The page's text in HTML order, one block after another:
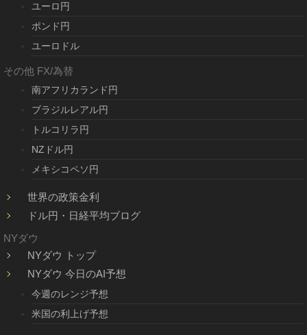
ユーロ円
ポンド円
ユーロドル
その他 FX/為替
南アフリカランド円
ブラジルレアル円
トルコリラ円
NZドル円
メキシコペソ円
世界の政策金利
ドル円・日経平均ブログ
NYダウ
NYダウ トップ
NYダウ 今日のAI予想
今週のレンジ予想
米国の利上げ予想